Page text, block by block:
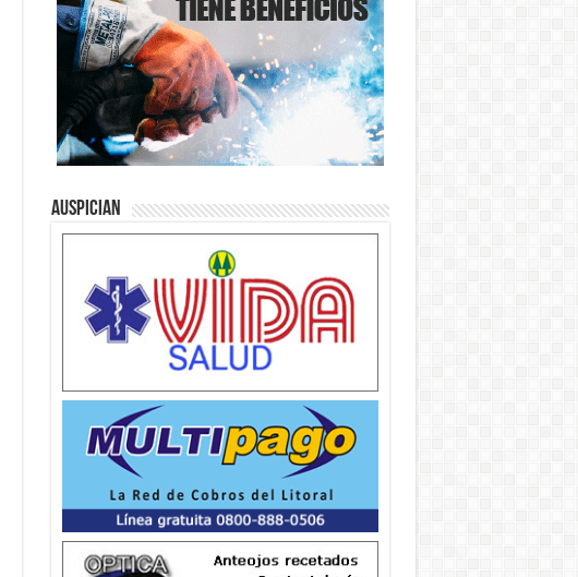
Auspician